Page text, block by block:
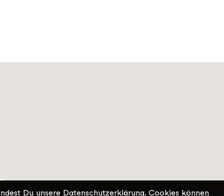
Du unsere Datenschutzerklärung. Cookies können